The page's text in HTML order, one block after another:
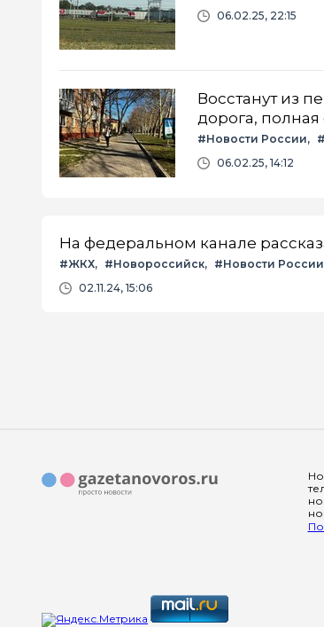
06.02.25, 22:15
Восстанут из
дорога, полная
#Новости России
06.02.25, 14:12
На федеральном канале
#ЖКХ #Новороссийск
#Новости России
02.11.24, 15:06